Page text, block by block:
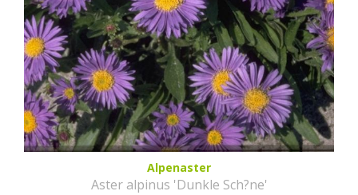
Alpenaster
Aster alpinus 'Dunkle Sch?ne'